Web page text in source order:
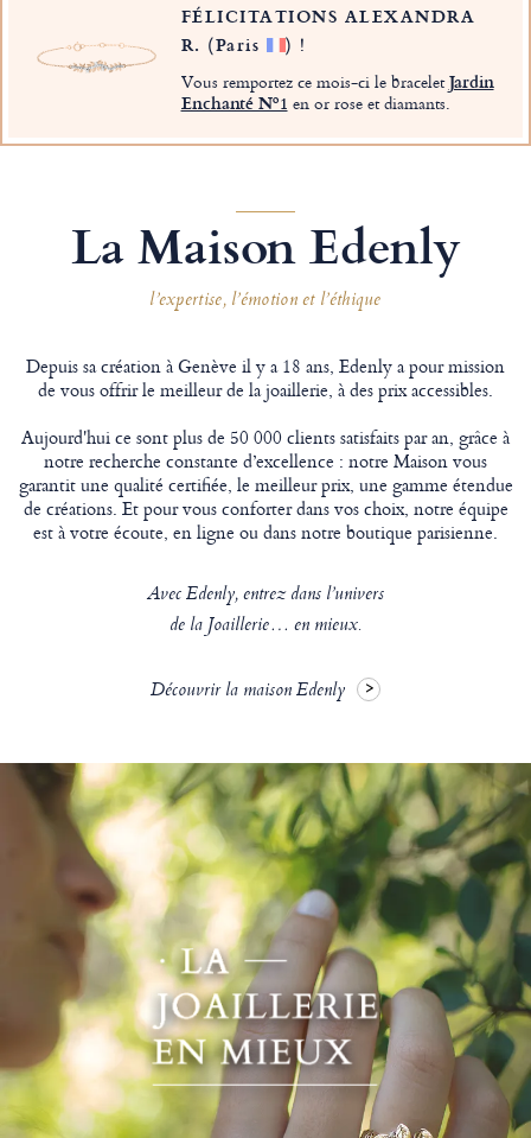
FÉLICITATIONS ALEXANDRA
R. (Paris ) !
Vous remportez ce mois-ci le braceletJardin
Enchanté Nº1 en or rose et diamants.
La Maison Edenly
l’expertise, l’émotion et l’éthique
Depuis sa création à Genève il y a 18 ans, Edenly a pour mission
de vous offrir le meilleur de la joaillerie, à des prix accessibles.
Aujourd'hui ce sont plus de 50 000 clients satisfaits par an, grâce à
notre recherche constante d’excellence : notre Maison vous
garantit une qualité certifiée, le meilleur prix, une gamme étendue
de créations. Et pour vous conforter dans vos choix, notre équipe
est à votre écoute, en ligne ou dans notre boutique parisienne.
Avec Edenly, entrez dans l’univers
de la Joaillerie… en mieux.
Découvrir la maison Edenly